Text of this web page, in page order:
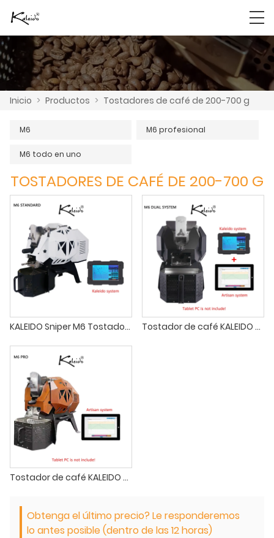
Inicio > Productos > Tostadores de café de 200-700 g
M6 M6 profesional
M6 todo en uno
TOSTADORES DE CAFÉ DE 200-700 G
KALEIDO Sniper M6 Tostador de café ESTÁNDAR 200-700g Máquina tostadora de granos de café eléctrica para el hogar Cafetería Comercial Envío gratis Tostador de café KALEIDO Sniper M6 SISTEMA DUAL 200-700g Tostador eléctrico de granos de café para el hogar Cafetería Comercial Envío gratis
Tostador de café KALEIDO Sniper M6 PRO 200-700g Tostador eléctrico de granos de café para el hogar Cafetería Comercial Envío gratis
Obtenga el último precio? Le responderemos
lo antes posible (dentro de las 12 horas)